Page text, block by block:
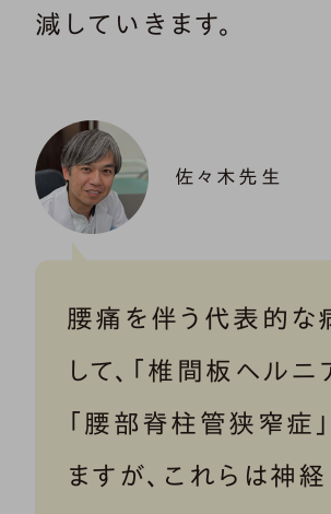
減していきます。
佐々木先生
腰痛を伴う代表的な
して、「椎間板ヘルニ
「腰部脊柱管狭窄症
ますが、これらは神